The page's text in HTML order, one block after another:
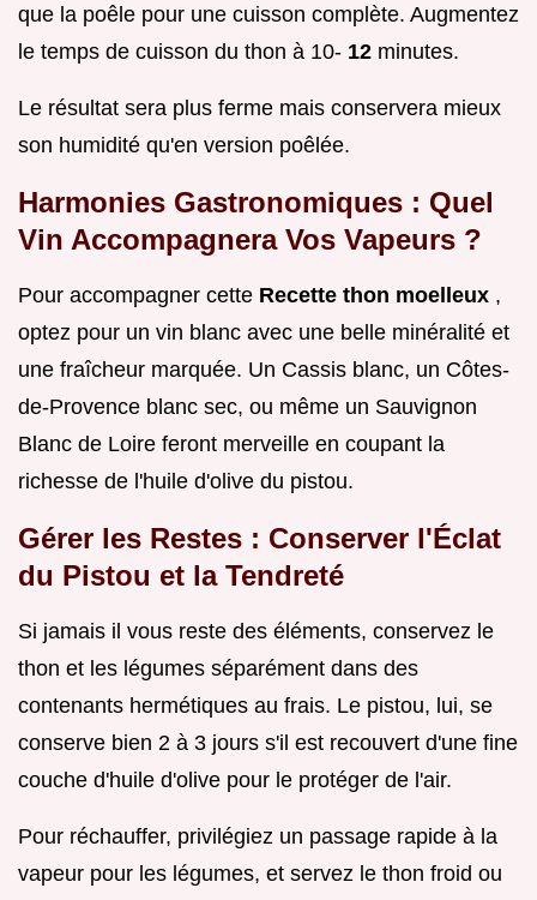
que la poêle pour une cuisson complète. Augmentez
le temps de cuisson du thon à 10- 12 minutes.
Le résultat sera plus ferme mais conservera mieux
son humidité qu'en version poêlée.
Harmonies Gastronomiques : Quel
Vin Accompagnera Vos Vapeurs ?
Pour accompagner cette Recette thon moelleux ,
optez pour un vin blanc avec une belle minéralité et
une fraîcheur marquée. Un Cassis blanc, un Côtes-
de-Provence blanc sec, ou même un Sauvignon
Blanc de Loire feront merveille en coupant la
richesse de l'huile d'olive du pistou.
Gérer les Restes : Conserver l'Éclat
du Pistou et la Tendreté
Si jamais il vous reste des éléments, conservez le
thon et les légumes séparément dans des
contenants hermétiques au frais. Le pistou, lui, se
conserve bien 2 à 3 jours s'il est recouvert d'une fine
couche d'huile d'olive pour le protéger de l'air.
Pour réchauffer, privilégiez un passage rapide à la
vapeur pour les légumes, et servez le thon froid ou